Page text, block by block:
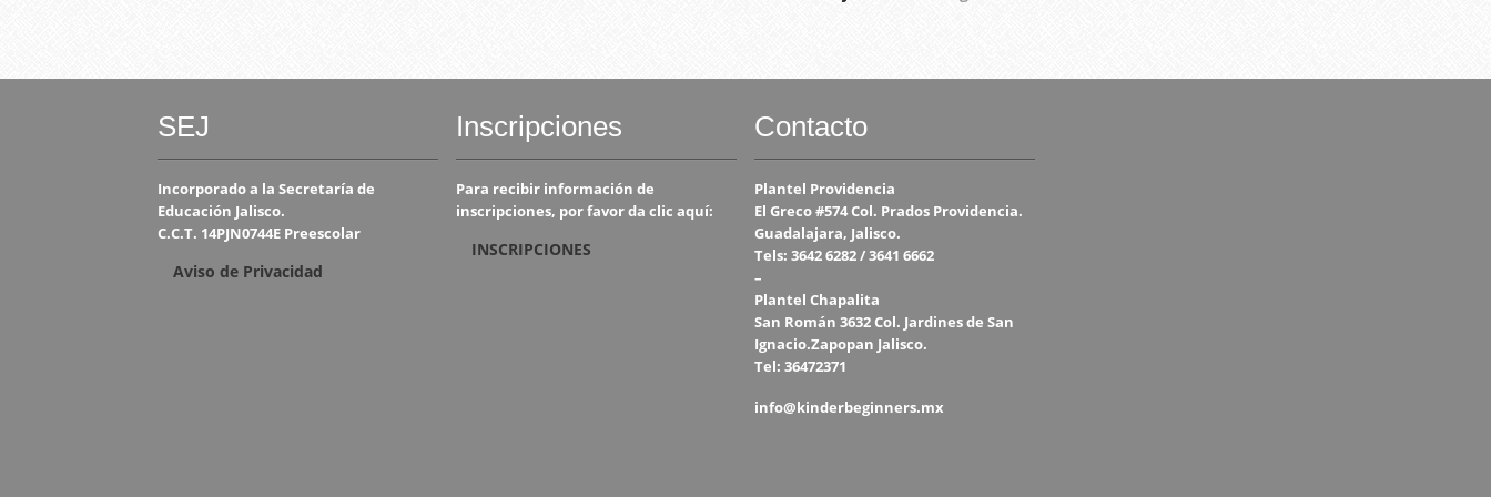
SEJ
Incorporado a la Secretaría de
Educación Jalisco.
C.C.T. 14PJN0744E Preescolar
Aviso de Privacidad
Inscripciones
Para recibir información de
inscripciones, por favor da clic aquí:
INSCRIPCIONES
Contacto
Plantel Providencia
El Greco #574 Col. Prados Providencia.
Guadalajara, Jalisco.
Tels: 3642 6282 / 3641 6662
–
Plantel Chapalita
San Román 3632 Col. Jardines de San
Ignacio.Zapopan Jalisco.
Tel: 36472371
info@kinderbeginners.mx